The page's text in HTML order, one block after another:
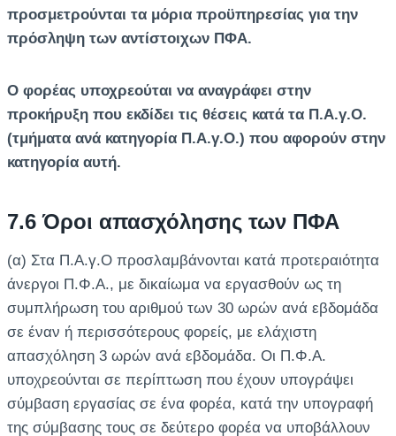
προσμετρούνται τα μόρια προϋπηρεσίας για την
πρόσληψη των αντίστοιχων ΠΦΑ.
Ο φορέας υποχρεούται να αναγράφει στην
προκήρυξη που εκδίδει τις θέσεις κατά τα Π.Α.γ.Ο.
(τμήματα ανά κατηγορία Π.Α.γ.Ο.) που αφορούν στην
κατηγορία αυτή.
7.6 Όροι απασχόλησης των ΠΦΑ
(α) Στα Π.Α.γ.Ο προσλαμβάνονται κατά προτεραιότητα
άνεργοι Π.Φ.Α., με δικαίωμα να εργασθούν ως τη
συμπλήρωση του αριθμού των 30 ωρών ανά εβδομάδα
σε έναν ή περισσότερους φορείς, με ελάχιστη
απασχόληση 3 ωρών ανά εβδομάδα. Οι Π.Φ.Α.
υποχρεούνται σε περίπτωση που έχουν υπογράψει
σύμβαση εργασίας σε ένα φορέα, κατά την υπογραφή
της σύμβασης τους σε δεύτερο φορέα να υποβάλλουν